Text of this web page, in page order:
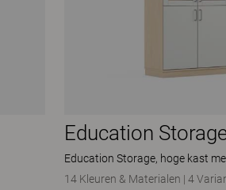
Education
Education Storage, hoge kast
14 Kleuren & Materialen | 4